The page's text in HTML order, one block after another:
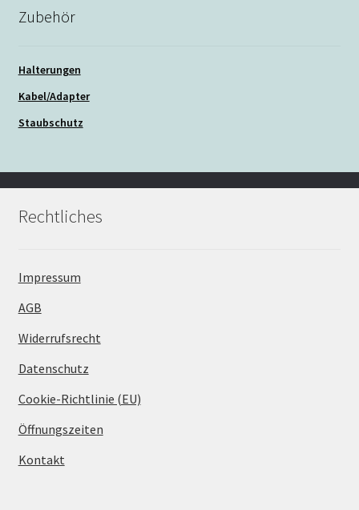
Zubehör
Halterungen
Kabel/Adapter
Staubschutz
Rechtliches
Impressum
AGB
Widerrufsrecht
Datenschutz
Cookie-Richtlinie (EU)
Öffnungszeiten
Kontakt